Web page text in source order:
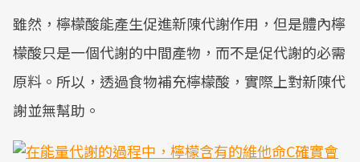
雖然，檸檬酸能產生促進新陳代謝作用，但是體內檸
檬酸只是一個代謝的中間產物，而不是促代謝的必需
原料。所以，透過食物補充檸檬酸，實際上對新陳代
謝並無幫助。